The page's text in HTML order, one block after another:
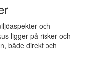
och
ligger på risker och
både direkt och